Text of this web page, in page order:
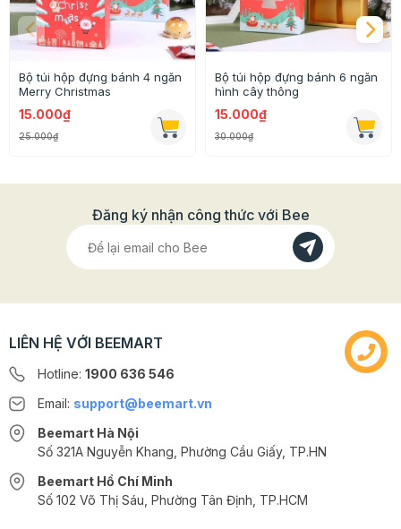
Bộ túi hộp đựng bánh 4 ngăn
Merry Christmas
15.000₫
25.000₫
Bộ túi hộp đựng bánh 6 ngăn
hình cây thông
15.000₫
30.000₫
Đăng ký nhận công thức với Bee
LIÊN HỆ VỚI BEEMART
Hotline: 1900 636 546
Email: support@beemart.vn
Beemart Hà Nội
Số 321A Nguyễn Khang, Phường Cầu Giấy, TP.HN
Beemart Hồ Chí Minh
Số 102 Võ Thị Sáu, Phường Tân Định, TP.HCM